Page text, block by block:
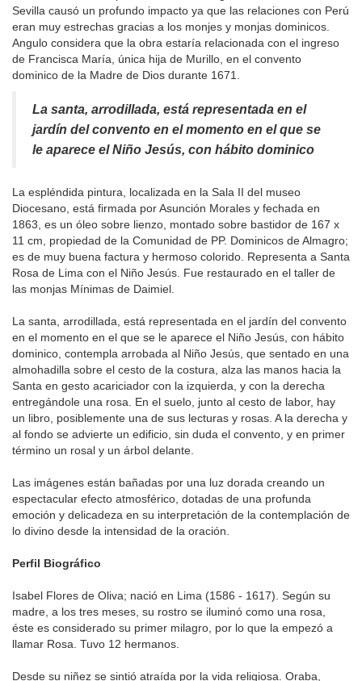
Sevilla causó un profundo impacto ya que las relaciones con Perú
eran muy estrechas gracias a los monjes y monjas dominicos.
Angulo considera que la obra estaría relacionada con el ingreso
de Francisca María, única hija de Murillo, en el convento
dominico de la Madre de Dios durante 1671.
La santa, arrodillada, está representada en el
jardín del convento en el momento en el que se
le aparece el Niño Jesús, con hábito dominico
La espléndida pintura, localizada en la Sala II del museo
Diocesano, está firmada por Asunción Morales y fechada en
1863, es un óleo sobre lienzo, montado sobre bastidor de 167 x
11 cm, propiedad de la Comunidad de PP. Dominicos de Almagro;
es de muy buena factura y hermoso colorido. Representa a Santa
Rosa de Lima con el Niño Jesús. Fue restaurado en el taller de
las monjas Mínimas de Daimiel.
La santa, arrodillada, está representada en el jardín del convento
en el momento en el que se le aparece el Niño Jesús, con hábito
dominico, contempla arrobada al Niño Jesús, que sentado en una
almohadilla sobre el cesto de la costura, alza las manos hacia la
Santa en gesto acariciador con la izquierda, y con la derecha
entregándole una rosa. En el suelo, junto al cesto de labor, hay
un libro, posiblemente una de sus lecturas y rosas. A la derecha y
al fondo se advierte un edificio, sin duda el convento, y en primer
término un rosal y un árbol delante.
Las imágenes están bañadas por una luz dorada creando un
espectacular efecto atmosférico, dotadas de una profunda
emoción y delicadeza en su interpretación de la contemplación de
lo divino desde la intensidad de la oración.
Perfil Biográfico
Isabel Flores de Oliva; nació en Lima (1586 - 1617). Según su
madre, a los tres meses, su rostro se iluminó como una rosa,
éste es considerado su primer milagro, por lo que la empezó a
llamar Rosa. Tuvo 12 hermanos.
Desde su niñez se sintió atraída por la vida religiosa. Oraba,